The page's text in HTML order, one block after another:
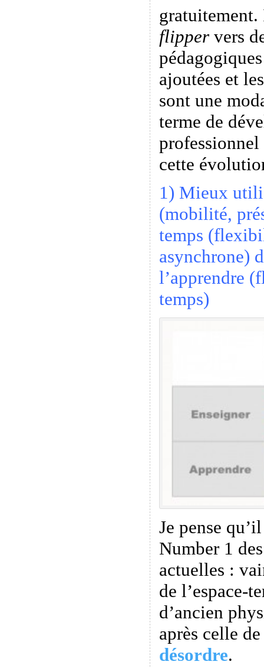
flippervers
ajoutées et
sont une
terme de
professionnel
cette
1) Mieux
(mobilité,
temps
asynchrone)
l’apprendre
temps)
Je pense
Number 1
actuelles :
de l’espace-
d’ancien
après celle
désordre.